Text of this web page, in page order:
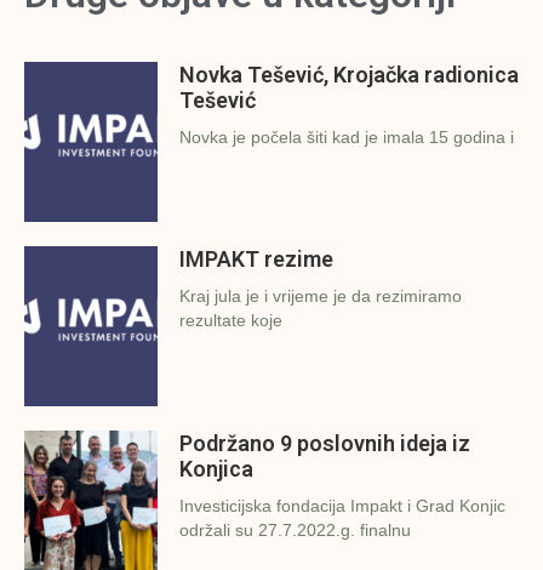
Novka Tešević, Krojačka radionica
Tešević
Novka je počela šiti kad je imala 15 godina i
IMPAKT rezime
Kraj jula je i vrijeme je da rezimiramo
rezultate koje
Podržano 9 poslovnih ideja iz
Konjica
Investicijska fondacija Impakt i Grad Konjic
održali su 27.7.2022.g. finalnu